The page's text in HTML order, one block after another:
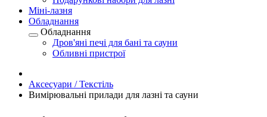
Міні-лазня
Обладнання
Обладнання
Дров'яні печі для бані та сауни
Обливні пристрої
Аксесуари / Текстіль
Вимірювальні прилади для лазні та сауни